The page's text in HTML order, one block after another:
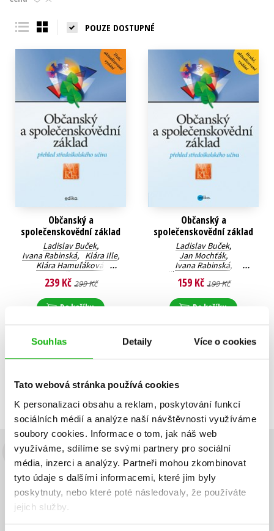
Souhlas Detaily Více o cookies
Tato webová stránka používá cookies
K personalizaci obsahu a reklam, poskytování funkcí
sociálních médií a analýze naší návštěvnosti využíváme
soubory cookies. Informace o tom, jak náš web
využíváme, sdílíme se svými partnery pro sociální
média, inzerci a analýzy. Partneři mohou zkombinovat
tyto údaje s dalšími informacemi, které jim byly
poskytnuty, nebo které poté následovaly, že používáte
jejich služby.
Young adult (SK)
POUZE DOSTUPNÉ
Občanský a
společenskovědní základ
Ladislav Buček,
Ivana Rabinská, Klára Ille,
Klára Hamuľáková
Viktor Bělohoubek
Samuel Kohoutek
239 Kč 299 Kč
Do košíku
Občanský a
společenskovědní základ
Ladislav Buček,
Jan Mochťák,
Ivana Rabinská,
Jiří Svoboda
Klára Ille,
159 Kč 199 Kč
Do košíku
Budete to vědět jako první!
Zajímá Vás, jaký knižní hit právě vychází, na jaké zboží je výhodná
sleva, jaká běží soutěž o ceny? Přihlášením k odběru našich e-
mailových novinek